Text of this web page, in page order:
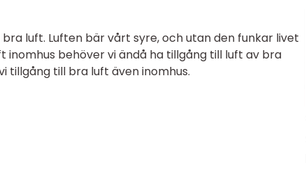
luft. Luften bär vårt syre, och utan den funkar livet
inomhus behöver vi ändå ha tillgång till luft av bra
tillgång till bra luft även inomhus.